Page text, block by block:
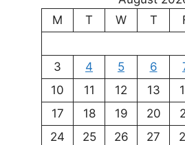
M
T W T
3
4 5 6
10
11 12 13
17
18 19 20
24
25 26 27